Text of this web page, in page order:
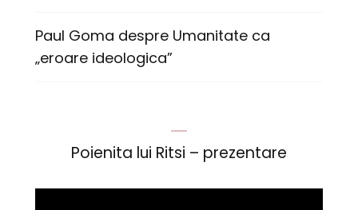
Paul Goma despre Umanitate ca
„eroare ideologica”
Poienita lui Ritsi – prezentare